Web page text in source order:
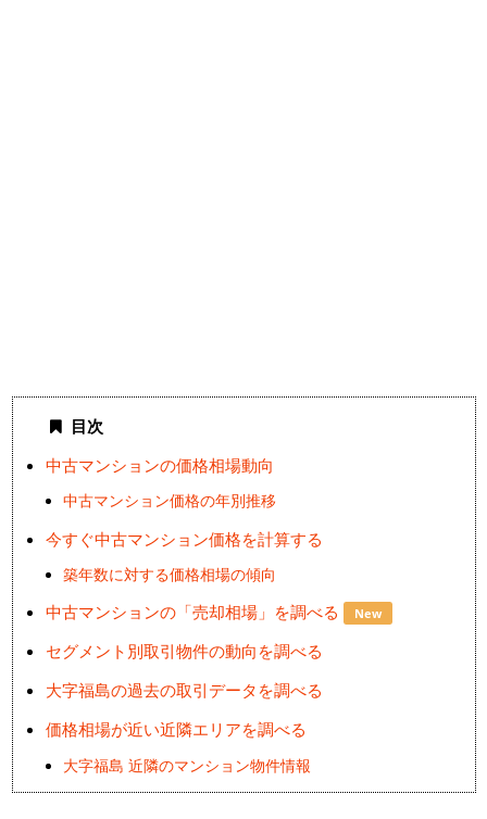
目次
中古マンションの価格相場動向
中古マンション価格の年別推移
今すぐ中古マンション価格を計算する
築年数に対する価格相場の傾向
中古マンションの「売却相場」を調べる New
セグメント別取引物件の動向を調べる
大字福島の過去の取引データを調べる
価格相場が近い近隣エリアを調べる
大字福島 近隣のマンション物件情報